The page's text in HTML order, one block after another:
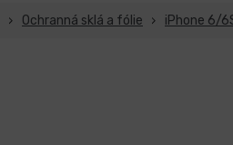
Ochranná sklá a fólie iPhone 6/